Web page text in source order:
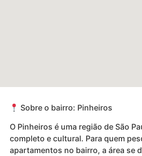
Sobre o bairro: Pinheiros
O Pinheiros é uma região de São
completo e cultural. Para quem
apartamentos no bairro, a área se